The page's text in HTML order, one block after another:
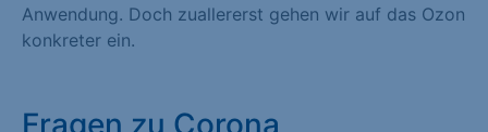
Anwendung. Doch zuallererst gehen wir auf das Ozon
konkreter ein.
Fragen zu Corona